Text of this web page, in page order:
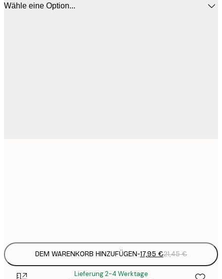
Wähle eine Option...
DEM WARENKORB HINZUFÜGEN-17,95 €21,45 €
Lieferung 2-4 Werktage